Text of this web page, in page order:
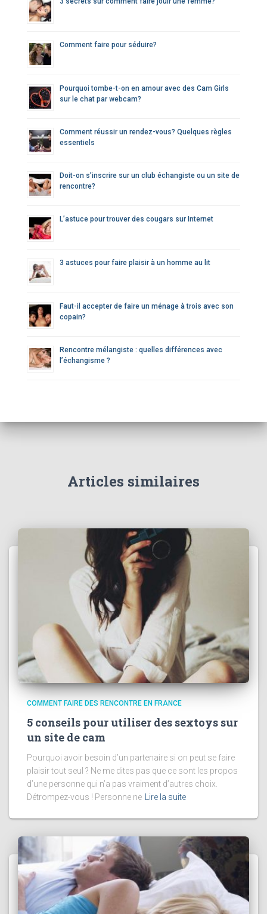
Comment faire pour séduire?
Pourquoi tombe-t-on en amour avec des Cam Girls
sur le chat par webcam?
Comment réussir un rendez-vous? Quelques règles
essentiels
Doit-on s’inscrire sur un club échangiste ou un site de
rencontre?
L’astuce pour trouver des cougars sur Internet
3 astuces pour faire plaisir à un homme au lit
Faut-il accepter de faire un ménage à trois avec son
copain?
Rencontre mélangiste : quelles différences avec
l’échangisme ?
Articles similaires
COMMENT FAIRE DES RENCONTRE EN FRANCE
5 conseils pour utiliser des sextoys sur
un site de cam
Pourquoi avoir besoin d’un partenaire si on peut se faire
plaisir tout seul ? Ne me dites pas que ce sont les propos
d’une personne qui n’a pas vraiment d’autres choix.
Détrompez-vous ! Personne ne
Lire la suite